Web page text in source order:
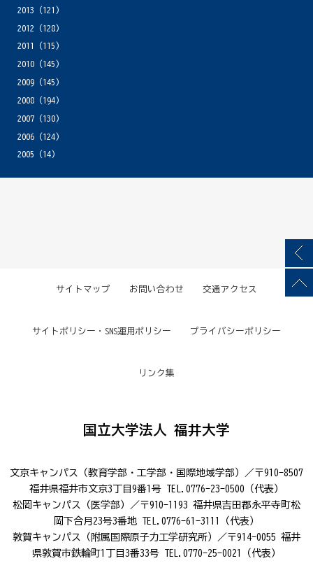
2013 (121)
2012 (128)
2011
(115)
2010(145)
2009(145)
2008(194)
2007(130)
2006(124)
2005 (14)
サイトマップ お問い合わせ 交通アクセス
サイトポリシー・SNS運用ポリシー プライバシーポリシー
リンク集
国立大学法人 福井大学
文京キャンパス（教育学部・工学部・国際地域学部）／〒910-8507
福井県福井市文京3丁目9番1号 TEL.0776-23-0500（代表）
松岡キャンパス（医学部）／〒910-1193 福井県吉田郡永平寺町松
岡下合月23号3番地 TEL.0776-61-3111（代表）
敦賀キャンパス（附属国際原子力工学研究所）／〒914-0055 福井
県敦賀市鉄輪町1丁目3番33号 TEL.0770-25-0021（代表）